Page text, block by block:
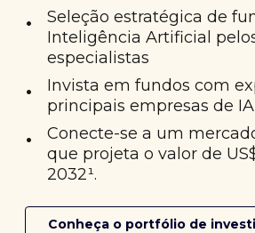
•
Seleção estratégica de
Inteligência Artificial
especialistas
•
Invista em fundos com
principais empresas de
•
Conecte-se a um
que projeta o valor de
2032¹.
Conheça o portfólio de